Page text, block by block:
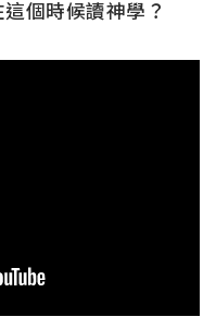
個時候讀神學？